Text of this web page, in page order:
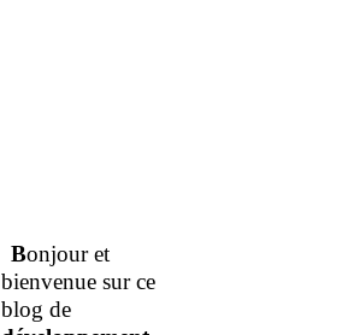
Bonjour et
bienvenue sur ce
blog de